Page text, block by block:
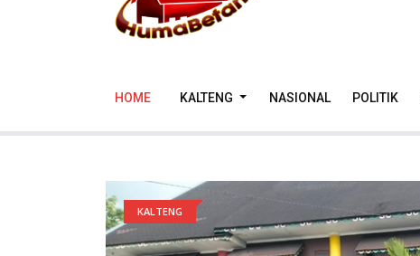
HOME KALTENG NASIONAL POLITIK
KALTENG